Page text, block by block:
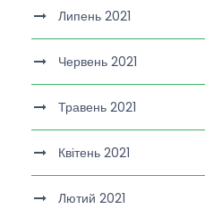
Липень 2021
Червень 2021
Травень 2021
Квітень 2021
Лютий 2021